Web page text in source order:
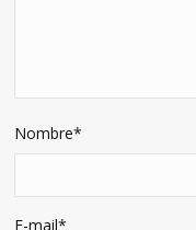
Nombre*
E-mail*